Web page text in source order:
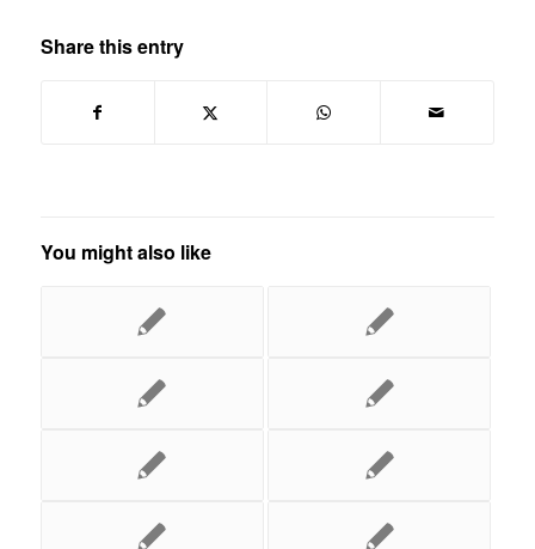
Share this entry
You might also like